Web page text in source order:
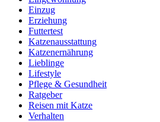
Einzug
Erziehung
Futtertest
Katzenausstattung
Katzenernährung
Lieblinge
Lifestyle
Pflege & Gesundheit
Ratgeber
Reisen mit Katze
Verhalten